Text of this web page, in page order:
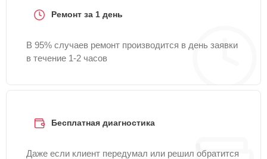
Ремонт за 1 день
В 95% случаев ремонт производится в день заявки
в течение 1-2 часов
Бесплатная диагностика
Даже если клиент передумал или решил обратится